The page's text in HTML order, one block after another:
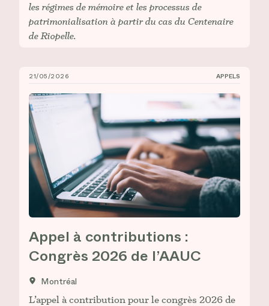
les régimes de mémoire et les processus de
patrimonialisation à partir du cas du Centenaire
de Riopelle.
Appel à contributions : Congrès 2026 de l’AAUC
21/05/2026 APPELS
Appel à contributions :
Congrès 2026 de l’AAUC
Montréal
L’appel à contribution pour le congrès 2026 de